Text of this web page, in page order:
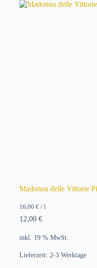
Madonna delle Vittorie
16,00 € / l
12,00 €
inkl. 19 % MwSt.
Lieferzeit: 2-3 Werktage